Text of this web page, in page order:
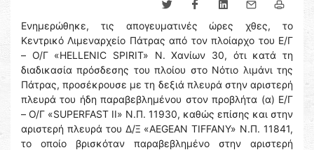
Ενημερώθηκε, τις απογευματινές ώρες χθες, το
Κεντρικό Λιμεναρχείο Πάτρας από τον πλοίαρχο του Ε/Γ
– Ο/Γ «HELLENIC SPIRIT» Ν. Χανίων 30, ότι κατά τη
διαδικασία πρόσδεσης του πλοίου στο Νότιο λιμάνι της
Πάτρας, προσέκρουσε με τη δεξιά πλευρά στην αριστερή
πλευρά του ήδη παραβεβλημένου στον προβλήτα (α) Ε/Γ
– Ο/Γ «SUPERFAST II» N.Π. 11930, καθώς επίσης και στην
αριστερή πλευρά του Δ/Ξ «AEGEAN TIFFANY» Ν.Π. 11841,
το οποίο βρισκόταν παραβεβλημένο στην αριστερή